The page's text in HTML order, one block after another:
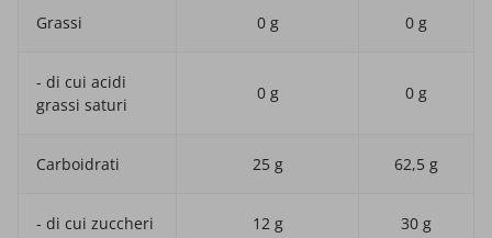
Grassi 0 g 0 g
- di cui acidi
grassi saturi
0 g 0 g
Carboidrati 25 g 62,5 g
- di cui zuccheri 12 g 30 g